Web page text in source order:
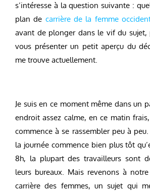
s’intéresse à la question suivante :
plan de carrière de la femme
avant de plonger dans le vif du sujet,
vous présenter un petit aperçu du
me trouve actuellement.
Je suis en ce moment même dans un
endroit assez calme, en ce matin
commence à se rassembler peu à
la journée commence bien plus tôt
8h, la plupart des travailleurs sont
leurs bureaux. Mais revenons à
carrière des femmes, un sujet qui